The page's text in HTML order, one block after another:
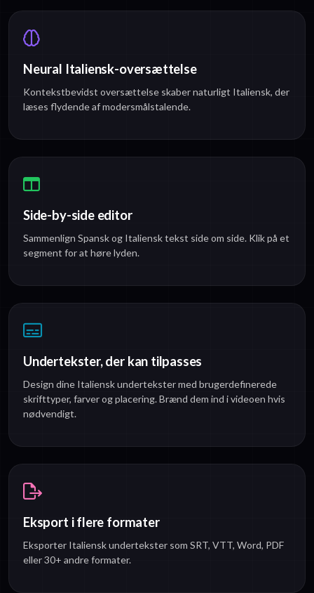
Neural Italiensk-oversættelse
Kontekstbevidst oversættelse skaber naturligt Italiensk, der
læses flydende af modersmålstalende.
Side-by-side editor
Sammenlign Spansk og Italiensk tekst side om side. Klik på et
segment for at høre lyden.
Undertekster, der kan tilpasses
Design dine Italiensk undertekster med brugerdefinerede
skrifttyper, farver og placering. Brænd dem ind i videoen hvis
nødvendigt.
Eksport i flere formater
Eksporter Italiensk undertekster som SRT, VTT, Word, PDF
eller 30+ andre formater.